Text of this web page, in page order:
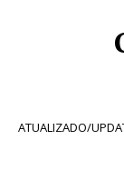
ATUALIZADO/